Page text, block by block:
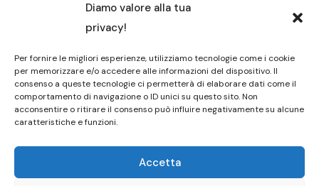
Diamo valore alla tua
privacy!
Per fornire le migliori esperienze, utilizziamo tecnologie come i cookie
per memorizzare e/o accedere alle informazioni del dispositivo. Il
consenso a queste tecnologie ci permetterà di elaborare dati come il
comportamento di navigazione o ID unici su questo sito. Non
acconsentire o ritirare il consenso può influire negativamente su alcune
caratteristiche e funzioni.
Accetta
Offerta Natale in camera con vasca
idromassaggio ! Prenota il tuo relax esclusivo
Entrata GRATUITA in Piscina esterna! Il tuo relax
di coppia